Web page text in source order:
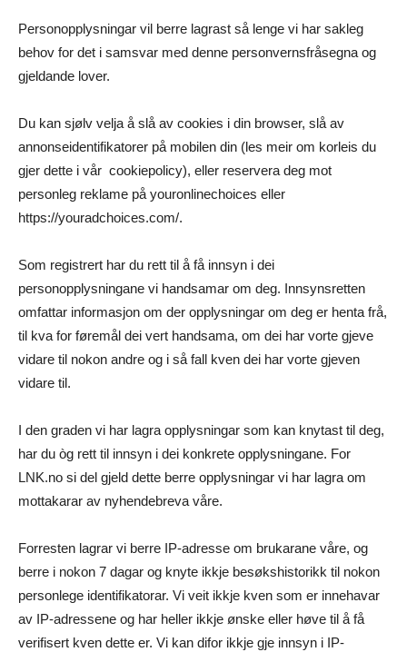
Personopplysningar vil berre lagrast så lenge vi har sakleg
behov for det i samsvar med denne personvernsfråsegna og
gjeldande lover.
Du kan sjølv velja å slå av cookies i din browser, slå av
annonseidentifikatorer på mobilen din (les meir om korleis du
gjer dette i vår cookiepolicy), eller reservera deg mot
personleg reklame på youronlinechoices eller
https://youradchoices.com/.
Som registrert har du rett til å få innsyn i dei
personopplysningane vi handsamar om deg. Innsynsretten
omfattar informasjon om der opplysningar om deg er henta frå,
til kva for føremål dei vert handsama, om dei har vorte gjeve
vidare til nokon andre og i så fall kven dei har vorte gjeven
vidare til.
I den graden vi har lagra opplysningar som kan knytast til deg,
har du òg rett til innsyn i dei konkrete opplysningane. For
LNK.no si del gjeld dette berre opplysningar vi har lagra om
mottakarar av nyhendebreva våre.
Forresten lagrar vi berre IP-adresse om brukarane våre, og
berre i nokon 7 dagar og knyte ikkje besøkshistorikk til nokon
personlege identifikatorar. Vi veit ikkje kven som er innehavar
av IP-adressene og har heller ikkje ønske eller høve til å få
verifisert kven dette er. Vi kan difor ikkje gje innsyn i IP-